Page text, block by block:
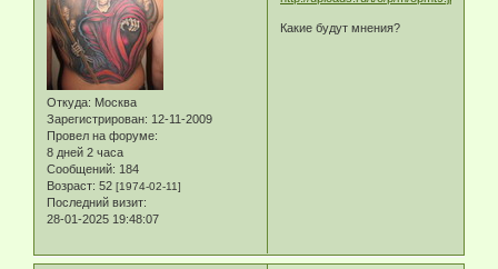
Откуда: Москва
Зарегистрирован: 12-11-2009
Провел на форуме:
8 дней 2 часа
Сообщений: 184
Возраст: 52 [1974-02-11]
Последний визит:
28-01-2025 19:48:07
Какие будут мнения?